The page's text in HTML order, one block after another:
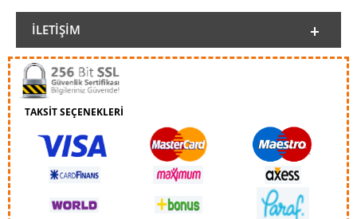
İLETIŞIM
TAKSİT SEÇENEKLERİ